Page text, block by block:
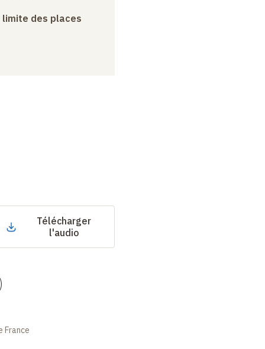
limite des places
Télécharger
l'audio
France